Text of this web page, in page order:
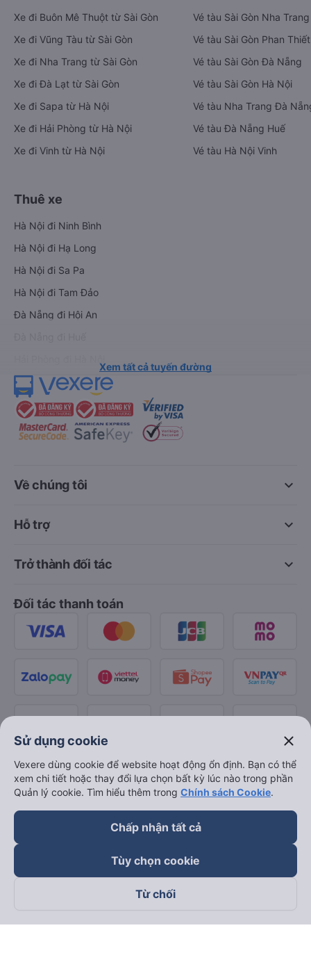
Xe đi Buôn Mê Thuột từ Sài Gòn
Xe đi Vũng Tàu từ Sài Gòn
Xe đi Nha Trang từ Sài Gòn
Xe đi Đà Lạt từ Sài Gòn
Xe đi Sapa từ Hà Nội
Xe đi Hải Phòng từ Hà Nội
Xe đi Vinh từ Hà Nội
Vé tàu Sài Gòn Nha Trang
Vé tàu Sài Gòn Phan Thiết
Vé tàu Sài Gòn Đà Nẵng
Vé tàu Sài Gòn Hà Nội
Vé tàu Nha Trang Đà
Vé tàu Đà Nẵng Huế
Vé tàu Hà Nội Vinh
Thuê xe
Hà Nội đi Ninh Bình
Hà Nội đi Hạ Long
Hà Nội đi Sa Pa
Hà Nội đi Tam Đảo
Đà Nẵng đi Hội An
Xem tất cả tuyến đường
keyboard_arrow_down
Về chúng tôi
keyboard_arrow_down
Hỗ trợ
keyboard_arrow_down
Trở thành đối tác
Đối tác thanh toán
Theo dõi chúng tôi trên
Sử dụng cookie close
Vexere dùng cookie để website hoạt động ổn định. Bạn có thể
xem chi tiết hoặc thay đổi lựa chọn bất kỳ lúc nào trong phần
Quản lý cookie. Tìm hiểu thêm trong Chính sách Cookie.
Chấp nhận tất cả
Tùy chọn cookie
Từ chối